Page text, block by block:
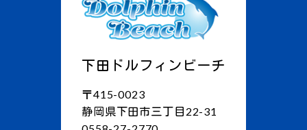
下田ドルフィンビーチ
〒415-0023
静岡県下田市三丁目22-31